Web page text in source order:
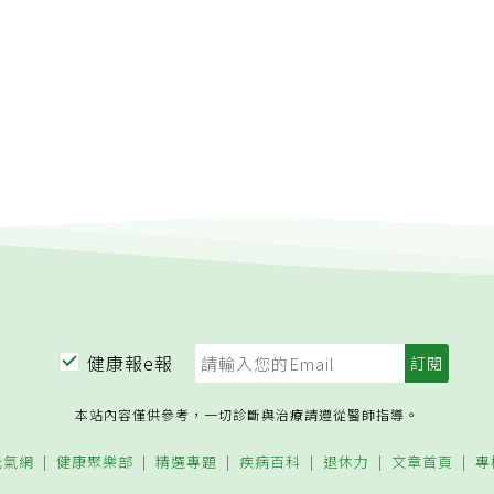
健康報e報
本站內容僅供參考，一切診斷與治療請遵從醫師指導。
網 健康聚樂部 精選專題 疾病百科 退休力 文章首頁